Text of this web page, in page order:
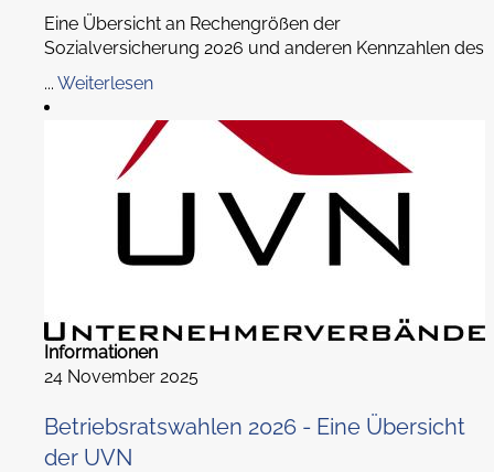
Eine Übersicht an Rechengrößen der
Sozialversicherung 2026 und anderen Kennzahlen des
... Weiterlesen
Informationen
24 November 2025
Betriebsratswahlen 2026 - Eine Übersicht
der UVN